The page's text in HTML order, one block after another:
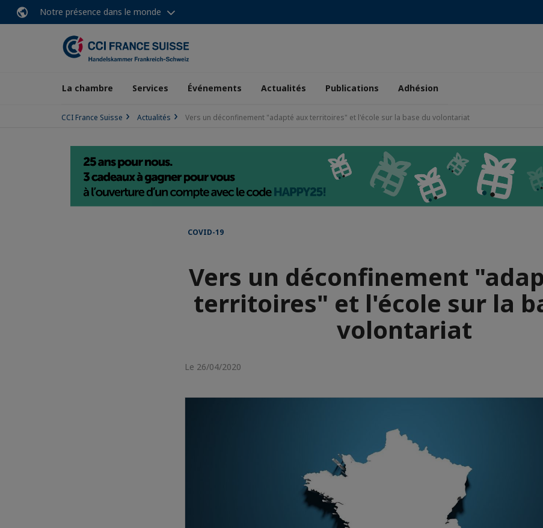
Notre présence dans le monde
La chambre Services Événements Actualités Publications Adhésion
CCI France Suisse Actualités Vers un déconfinement "adapté aux territoires" et l'école sur la base du volontariat
COVID-19
Vers un déconfinement
territoires" et l'école sur la
volontariat
Le 26/04/2020